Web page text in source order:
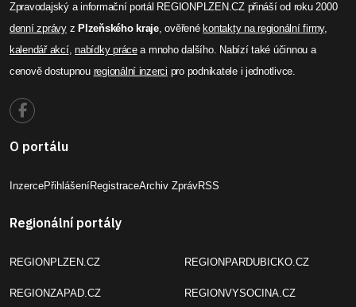
Zpravodajský a informační portál REGIONPLZEN.CZ přináší od roku 2000
denní zprávyz Plzeňského kraje, ověřené kontakty na regionální firmy,
kalendář akcí,nabídky prácea mnoho dalšího. Nabízí také účinnou a
cenově dostupnou regionální inzerci pro podnikatele i jednotlivce.
O portálu
InzercePřihlášeníRegistraceArchiv ZprávRSS
Regionální portály
REGIONPLZEN.CZ
REGIONZAPAD.CZ
REGIONPARDUBICKO.CZ
REGIONVYSOCINA.CZ